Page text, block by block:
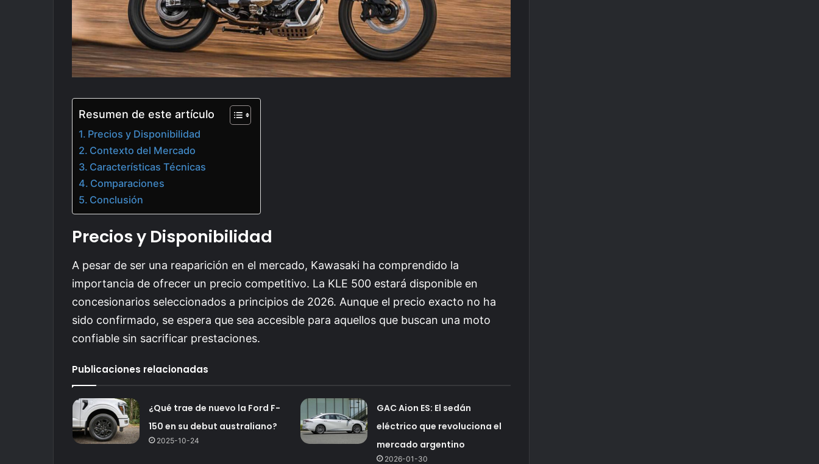
Resumen de este artículo
Precios y Disponibilidad
Contexto del Mercado
Características Técnicas
Comparaciones
Conclusión
Precios y Disponibilidad
A pesar de ser una reaparición en el mercado, Kawasaki ha comprendido la
importancia de ofrecer un precio competitivo. La KLE 500 estará disponible en
concesionarios seleccionados a principios de 2026. Aunque el precio exacto no ha
sido confirmado, se espera que sea accesible para aquellos que buscan una moto
confiable sin sacrificar prestaciones.
Publicaciones relacionadas
¿Qué trae de nuevo la Ford F-
150 en su debut australiano?
2025-10-24
GAC Aion ES: El sedán
eléctrico que revoluciona el
mercado argentino
2026-01-30